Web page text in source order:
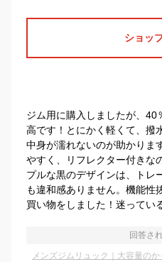
ショッ
ジム用に購入しましたが、40
高です！とにかく軽くて、撥
中身が濡れないのが助かりま
やすく、リフレクター付きな
プルな黒のデザインは、トレ
も違和感ありません。機能性
買い物をしました！迷ってい
回答さ
メンズジムリュック｜大容量の